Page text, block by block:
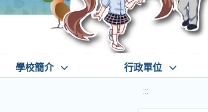
學校簡介 行政單位
:::